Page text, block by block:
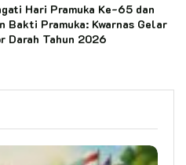
Hari Pramuka Ke-65 dan
Bakti Pramuka: Kwarnas Gelar
Darah Tahun 2026